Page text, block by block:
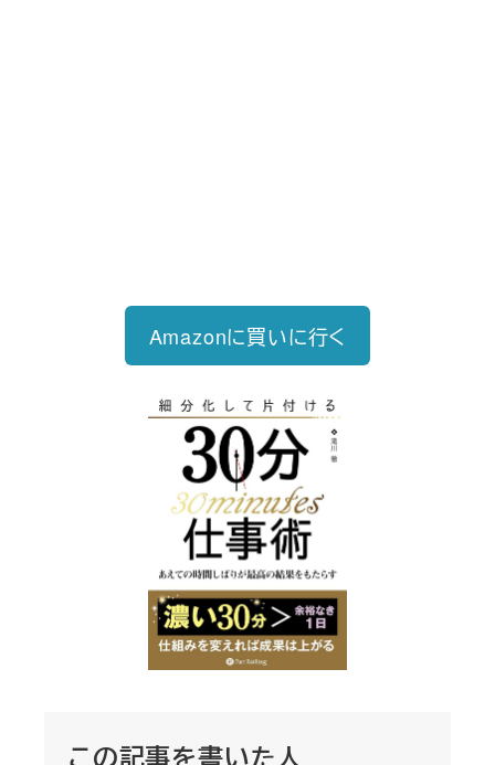
Amazonに買いに行く
この記事を書いた人